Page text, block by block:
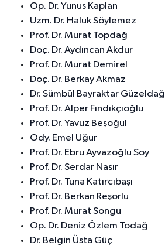
Op. Dr. Yunus Kaplan
Uzm. Dr. Haluk Söylemez
Prof. Dr. Murat Topdağ
Doç. Dr. Aydıncan Akdur
Prof. Dr. Murat Demirel
Doç. Dr. Berkay Akmaz
Dr. Sümbül Bayraktar Güzeldağ
Prof. Dr. Alper Fındıkçıoğlu
Prof. Dr. Yavuz Beşoğul
Ody. Emel Uğur
Prof. Dr. Ebru Ayvazoğlu Soy
Prof. Dr. Serdar Nasır
Prof. Dr. Tuna Katırcıbaşı
Prof. Dr. Berkan Reşorlu
Prof. Dr. Murat Songu
Op. Dr. Deniz Özlem Todağ
Dr. Belgin Üsta Güç